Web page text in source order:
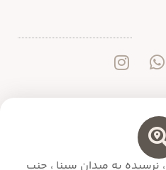
به میدان سینا ، جنب